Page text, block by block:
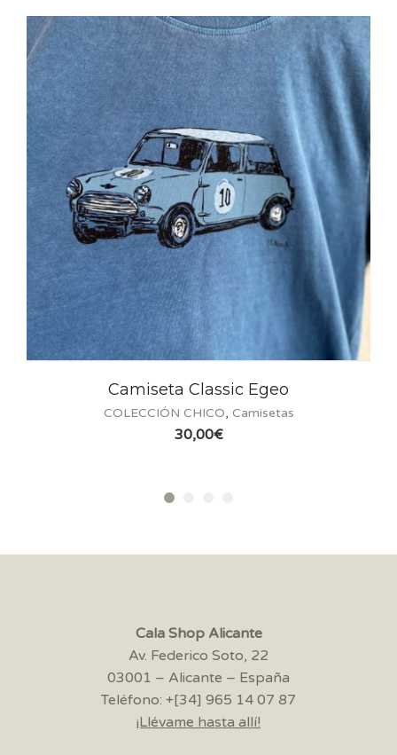
Camiseta Tattoo
COLECCIÓN CHICO
Cala Shop Alicante
Av. Federico Soto, 22
03001 – Alicante – España
Teléfono: +[34] 965 14 07 87
¡Llévame hasta allí!